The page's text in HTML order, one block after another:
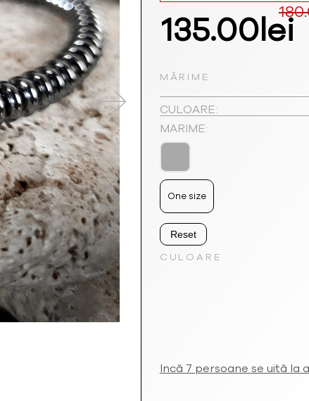
Prețul
inițial
a
fost:
180.00lei.
135.00lei
CULOARE
MĂRIME
CULOARE:
MARIME:
One size
Reset
Incă 7 persoane se uită la